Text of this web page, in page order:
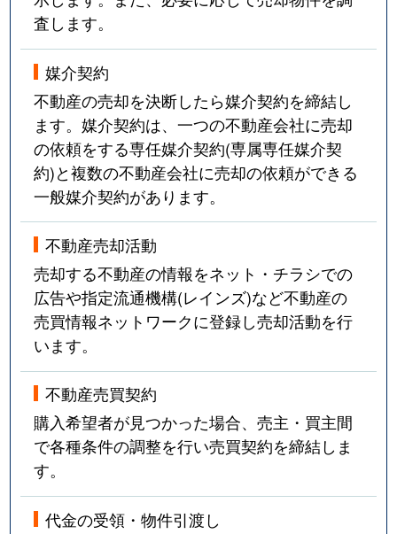
査します。
媒介契約
不動産の売却を決断したら媒介契約を締結し
ます。媒介契約は、一つの不動産会社に売却
の依頼をする専任媒介契約(専属専任媒介契
約)と複数の不動産会社に売却の依頼ができる
一般媒介契約があります。
不動産売却活動
売却する不動産の情報をネット・チラシでの
広告や指定流通機構(レインズ)など不動産の
売買情報ネットワークに登録し売却活動を行
います。
不動産売買契約
購入希望者が見つかった場合、売主・買主間
で各種条件の調整を行い売買契約を締結しま
す。
代金の受領・物件引渡し